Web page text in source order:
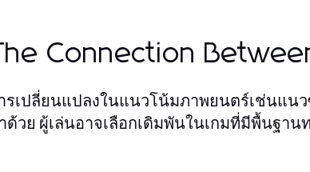
Connection
รเปลี่ยนแปลงในแนวโน้มภาพยนตร์เช่นแน
ด้วย ผู้เล่นอาจเลือกเดิมพันในเกมที่มีพื้นฐา